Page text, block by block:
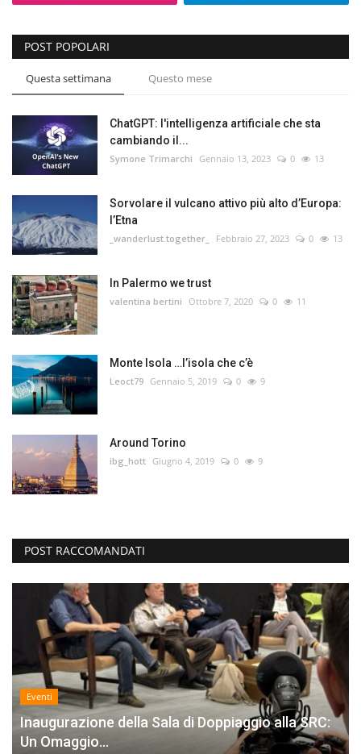
POST POPOLARI
Questa settimana Questo mese
ChatGPT: l'intelligenza artificiale che sta
cambiando il...
Symone Trimarchi Gennaio 13, 2023 0 13
Sorvolare il vulcano attivo più alto d’Europa:
l’Etna
_wanderlust.together_ Febbraio 27, 2023 0 13
In Palermo we trust
valentina bertini Ottobre 7, 2020 0 11
Monte Isola …l’isola che c’è
Leoct79 Gennaio 5, 2019 0 9
Around Torino
ibg_hott Giugno 4, 2019 0 9
POST RACCOMANDATI
Eventi
Inaugurazione della Sala di Doppiaggio alla SRC:
Un Omaggio...